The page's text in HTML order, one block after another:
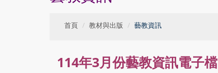
首頁 教材與出版 藝教資訊
114年3月份藝教資訊電子檔